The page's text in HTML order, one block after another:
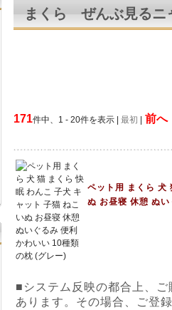
まくら ぜんぶ見るニ
171件中、1 - 20件を表示 | 最初 前へ
ペット用 まくら 犬
ぬ お昼寝 休憩 ぬ
■システム反映の都合上、
あります。その場合、ご登